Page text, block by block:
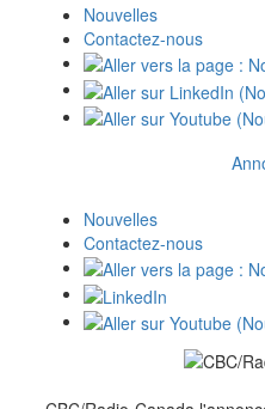
Nouvelles
Contactez-nous
Nouvelles
Contactez-nous